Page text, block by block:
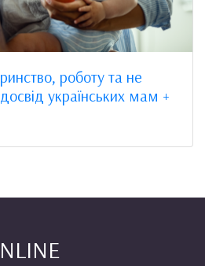
роботу та не
українських мам +